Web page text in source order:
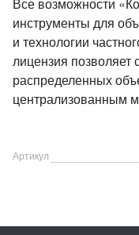
инструменты для
и технологии
лицензия позволяет
распределенных
централизованным
Артикул